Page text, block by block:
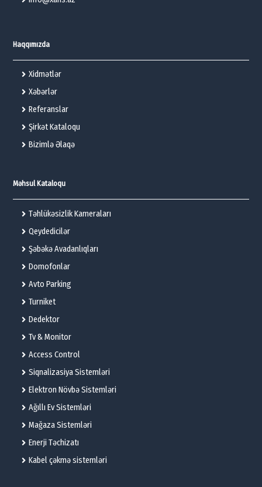
Haqqımızda
Xidmətlər
Xəbərlər
Referanslar
Şirkət Kataloqu
Bizimlə Əlaqə
Məhsul Kataloqu
Təhlükəsizlik Kameraları
Qeydedicilər
Şəbəkə Avadanlıqları
Domofonlar
Avto Parking
Turniket
Dedektor
Tv & Monitor
Access Control
Siqnalizasiya Sistemləri
Elektron Növbə Sistemləri
Ağıllı Ev Sistemləri
Mağaza Sistemləri
Enerji Təchizatı
Kabel çəkmə sistemləri